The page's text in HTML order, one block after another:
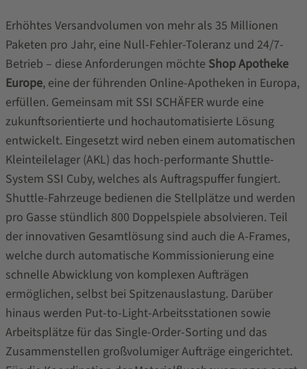
Erhöhtes Versandvolumen von mehr als 35 Millionen
Paketen pro Jahr, eine Null-Fehler-Toleranz und 24/7-
Betrieb – diese Anforderungen möchte Shop Apotheke
Europe, eine der führenden Online-Apotheken in Europa,
erfüllen. Gemeinsam mit SSI SCHÄFER wurde eine
zukunftsorientierte und hochautomatisierte Lösung
entwickelt. Eingesetzt wird neben einem automatischen
Kleinteilelager (AKL) das hoch-performante Shuttle-
System SSI Cuby, welches als Auftragspuffer fungiert.
Shuttle-Fahrzeuge bedienen die Stellplätze und werden
pro Gasse stündlich 800 Doppelspiele absolvieren. Teil
der innovativen Gesamtlösung sind auch die A-Frames,
welche durch automatische Kommissionierung eine
schnelle Abwicklung von komplexen Aufträgen
ermöglichen, selbst bei Spitzenauslastung. Darüber
hinaus werden Put-to-Light-Arbeitsstationen sowie
Arbeitsplätze für das Single-Order-Sorting und das
Zusammenstellen großvolumiger Aufträge eingerichtet.